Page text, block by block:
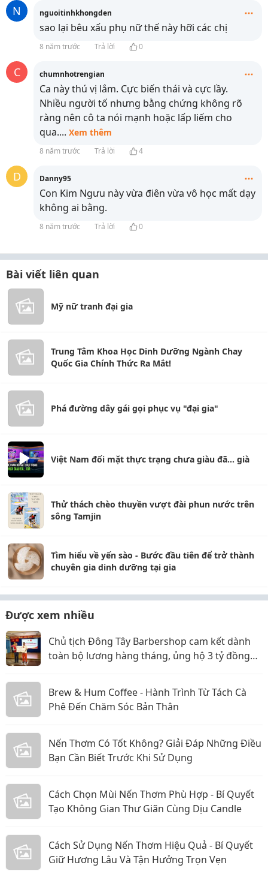
N nguoitinhkhongden
sao lại bêu xấu phụ nữ thế này hỡi các chị
8 năm trước Trả lời 0
C chumnhotrengian
Ca này thú vị lắm. Cực biến thái và cực lầy.
Nhiều người tố nhưng bằng chứng không rõ
ràng nên cô ta nói mạnh hoặc lấp liếm cho
qua.... Xem thêm
8 năm trước Trả lời 4
D Danny95
Con Kim Ngưu này vừa điên vừa vô học mất dạy
không ai bằng.
8 năm trước Trả lời 0
Bài viết liên quan
Mỹ nữ tranh đại gia
Trung Tâm Khoa Học Dinh Dưỡng Ngành Chay
Quốc Gia Chính Thức Ra Mắt!
Phá đường dây gái gọi phục vụ "đại gia"
Việt Nam đối mặt thực trạng chưa giàu đã... già
Thử thách chèo thuyền vượt đài phun nước trên
sông Tamjin
Tìm hiểu về yến sào - Bước đầu tiên để trở thành
chuyên gia dinh dưỡng tại gia
Được xem nhiều
Chủ tịch Đông Tây Barbershop cam kết dành
toàn bộ lương hàng tháng, ủng hộ 3 tỷ đồng
Brew & Hum Coffee - Hành Trình Từ Tách Cà
Phê Đến Chăm Sóc Bản Thân
Nến Thơm Có Tốt Không? Giải Đáp Những Điều
Bạn Cần Biết Trước Khi Sử Dụng
Cách Chọn Mùi Nến Thơm Phù Hợp - Bí Quyết
Tạo Không Gian Thư Giãn Cùng Dịu Candle
Cách Sử Dụng Nến Thơm Hiệu Quả - Bí Quyết
Giữ Hương Lâu Và Tận Hưởng Trọn Vẹn